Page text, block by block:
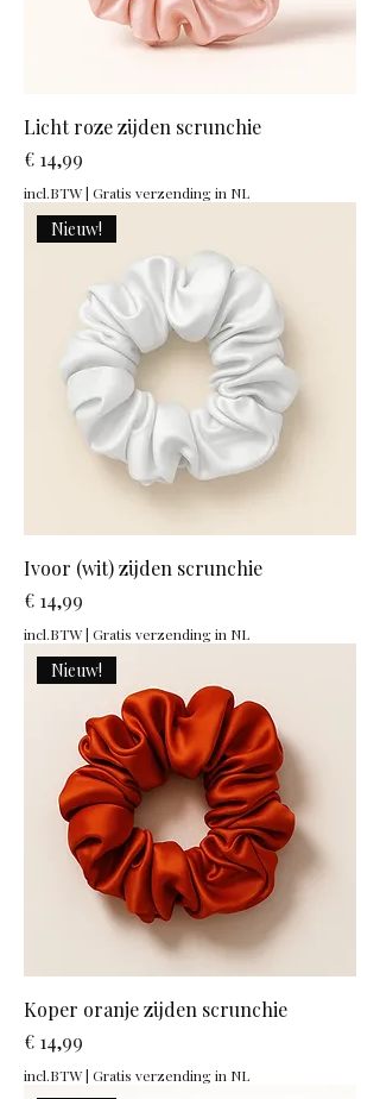
Licht roze zijden scrunchie
Prijs
€ 14,99
incl.BTW| Gratis verzending in NL
Nieuw!
Ivoor (wit) zijden scrunchie
Prijs
€ 14,99
incl.BTW| Gratis verzending in NL
Nieuw!
Koper oranje zijden scrunchie
Prijs
€ 14,99
incl.BTW| Gratis verzending in NL